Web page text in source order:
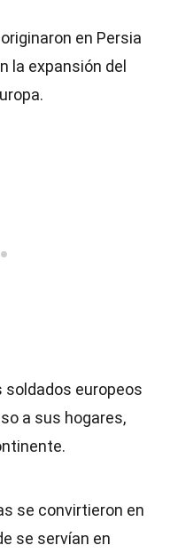
en Persia
la expansión del
soldados europeos
a sus hogares,
se convirtieron en
se servían en